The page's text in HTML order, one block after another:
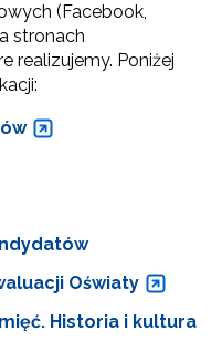
(Facebook,
stronach
realizujemy. Poniżej
Oświaty
Historia i kultura